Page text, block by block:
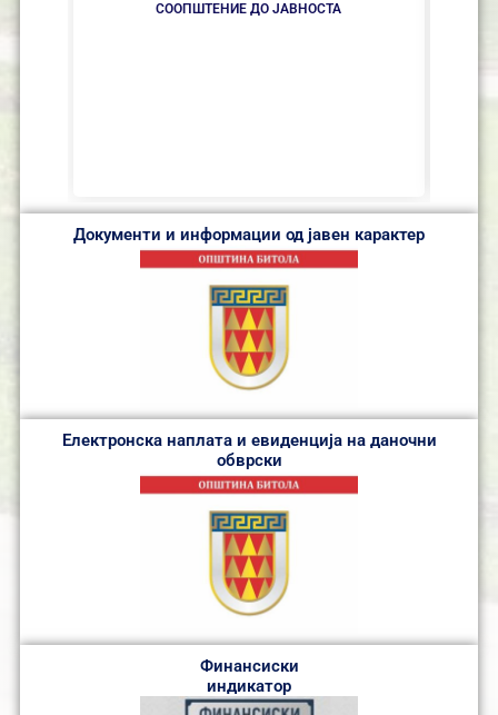
СООПШТЕНИЕ ДО ЈАВНОСТА
Документи и информации од јавен карактер
Електронска наплата и евиденција на даночни
обврски
Финансиски
индикатор